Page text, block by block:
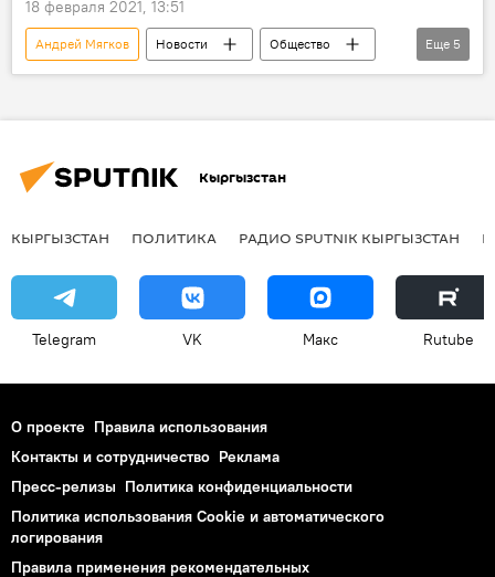
18 февраля 2021, 13:51
Андрей Мягков Новости
Общество
Россия
В мире
Происшествия
Еще 5
Кыргызстан
КЫРГЫЗСТАН ПОЛИТИКА РАДИО SPUTNIK КЫРГЫЗСТАН
Telegram VK Макс Rutube
О проекте Правила использования
Контакты и сотрудничество Реклама
Пресс-релизы Политика конфиденциальности
Политика использования Cookie и автоматического
логирования
Правила применения рекомендательных